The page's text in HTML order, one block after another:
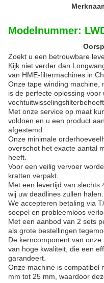
Modelnummer:
Zoekt u een betrouwbare
Kijk niet verder dan
van HME-filtermachines in
Onze tape winding machine,
is de perfecte oplossing voor
Met onze service op maat
voldoen en u een product
afgestemd.
Onze minimale
overschot het exacte aantal
heeft.
Voor een veilig vervoer
kratten verpakt.
Met een levertijd van
wij uw deadlines zullen halen.
We accepteren betaling via
soepel en probleemloos
Met een aanbod van 2 sets
als grote bestellingen
De kerncomponent van
van hoge kwaliteit, die een
garandeert.
Onze machine is compatibel
mm tot 25 mm, waardoor